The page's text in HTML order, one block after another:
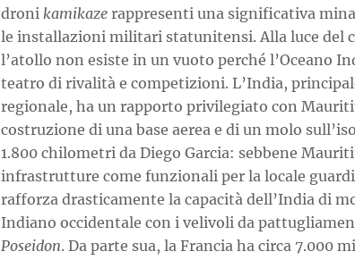
droni kamikaze rappresenti una significativa
le installazioni militari statunitensi. Alla luce del
l’atollo non esiste in un vuoto perché l’Oceano
teatro di rivalità e competizioni. L’India,
regionale, ha un rapporto privilegiato con
costruzione di una base aerea e di un molo
1.800 chilometri da Diego Garcia: sebbene
infrastrutture come funzionali per la locale
rafforza drasticamente la capacità dell’India di
Indiano occidentale con i velivoli da
Poseidon. Da parte sua, la Francia ha circa 7.000